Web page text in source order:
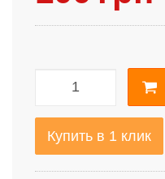
Купить в 1 клик